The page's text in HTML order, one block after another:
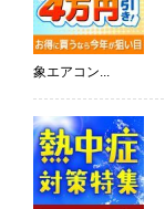
象エアコン...